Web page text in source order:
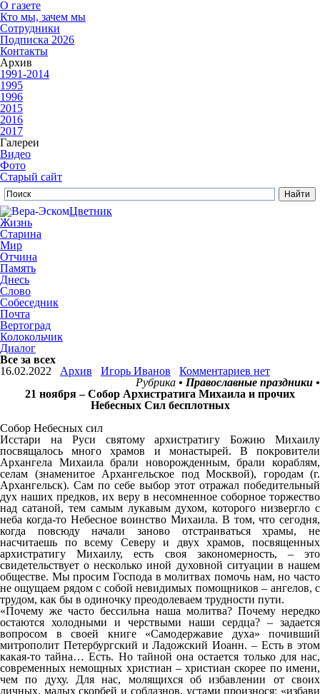
О газете
Кто мы, зачем мы
Сотрудники
Подписка 2026
Контакты
Архив
1991-2014
1995
1996
2015
2016
2017
Галереи
Видео
Фото
Старый сайт
Цветник
Жизнь
Старина
Мир
Отчина
Память
Днесь
Слово
Собеседник
Почта
Вертоград
Колокольчик
Диалог
Все за всех
16.02.2022
Архив Игорь Иванов
Комментариев нет
Рубрика • Православные праздники •
21 ноября – Собор Архистратига Михаила и прочих
Небесных Сил бесплотных
Собор Небесных сил
Исстари на Руси святому архистратигу Божию Михаилу
посвящалось много храмов и монастырей. В покровители
Архангела Михаила брали новорожденным, брали кораблям,
селам (знаменитое Архангельское под Москвой), городам (г.
Архангельск). Сам по себе выбор этот отражал победительный
дух наших предков, их веру в несомненное соборное торжество
над сатаной, тем самым лукавым духом, которого низвергло с
неба когда-то Небесное воинство Михаила. В том, что сегодня,
когда повсюду начали заново отстраиваться храмы, не
насчитаешь по всему Северу и двух храмов, посвященных
архистратигу Михаилу, есть своя закономерность, – это
свидетельствует о несколько иной духовной ситуации в нашем
обществе. Мы просим Господа в молитвах помочь нам, но часто
не ощущаем рядом с собой невидимых помощников – ангелов, с
трудом, как бы в одиночку преодолеваем трудности пути.
«Почему же часто бессильна наша молитва? Почему нередко
остаются холодными и черствыми наши сердца? – задается
вопросом в своей книге «Самодержавие духа» почивший
митрополит Петербургский и Ладожский Иоанн. – Есть в этом
какая-то тайна… Есть. Но тайной она остается только для нас,
современных немощных христиан – христиан скорее по имени,
чем по духу. Для нас, молящихся об избавлении от своих
личных, малых скорбей и соблазнов, устами произнося: «избави